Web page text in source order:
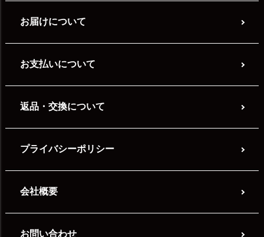
お届けについて
お支払いについて
返品・交換について
プライバシーポリシー
会社概要
お問い合わせ